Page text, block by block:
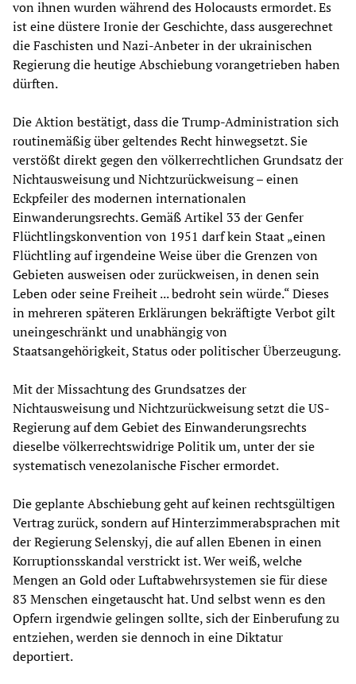
von ihnen wurden während des Holocausts ermordet. Es
ist eine düstere Ironie der Geschichte, dass ausgerechnet
die Faschisten und Nazi-Anbeter in der ukrainischen
Regierung die heutige Abschiebung vorangetrieben haben
dürften.
Die Aktion bestätigt, dass die Trump-Administration sich
routinemäßig über geltendes Recht hinwegsetzt. Sie
verstößt direkt gegen den völkerrechtlichen Grundsatz der
Nichtausweisung und Nichtzurückweisung – einen
Eckpfeiler des modernen internationalen
Einwanderungsrechts. Gemäß Artikel 33 der Genfer
Flüchtlingskonvention von 1951 darf kein Staat „einen
Flüchtling auf irgendeine Weise über die Grenzen von
Gebieten ausweisen oder zurückweisen, in denen sein
Leben oder seine Freiheit ... bedroht sein würde.“ Dieses
in mehreren späteren Erklärungen bekräftigte Verbot gilt
uneingeschränkt und unabhängig von
Staatsangehörigkeit, Status oder politischer Überzeugung.
Mit der Missachtung des Grundsatzes der
Nichtausweisung und Nichtzurückweisung setzt die US-
Regierung auf dem Gebiet des Einwanderungsrechts
dieselbe völkerrechtswidrige Politik um, unter der sie
systematisch venezolanische Fischer ermordet.
Die geplante Abschiebung geht auf keinen rechtsgültigen
Vertrag zurück, sondern auf Hinterzimmerabsprachen mit
der Regierung Selenskyj, die auf allen Ebenen in einen
Korruptionsskandal verstrickt ist. Wer weiß, welche
Mengen an Gold oder Luftabwehrsystemen sie für diese
83 Menschen eingetauscht hat. Und selbst wenn es den
Opfern irgendwie gelingen sollte, sich der Einberufung zu
entziehen, werden sie dennoch in eine Diktatur
deportiert.